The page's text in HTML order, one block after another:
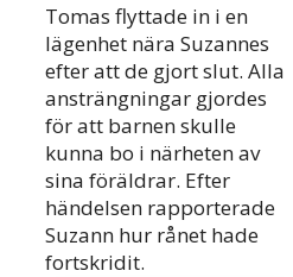
Tomas flyttade in i en
lägenhet nära Suzannes
efter att de gjort slut. Alla
ansträngningar gjordes
för att barnen skulle
kunna bo i närheten av
sina föräldrar. Efter
händelsen rapporterade
Suzann hur rånet hade
fortskridit.